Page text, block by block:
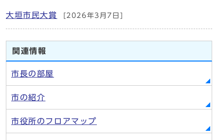
メインメニュー
大垣市民大賞 [2026年3月7日]
関連情報
市長の部屋
市の紹介
市役所のフロアマップ